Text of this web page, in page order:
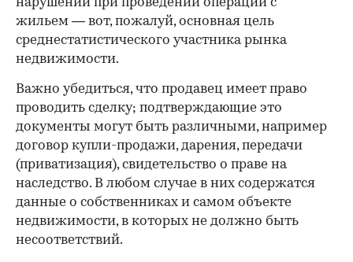
жильем — вот, пожалуй, основная цель
среднестатистического участника рынка
недвижимости.
Важно убедиться, что продавец имеет право
проводить сделку; подтверждающие это
документы могут быть различными, например
договор купли-продажи, дарения, передачи
(приватизация), свидетельство о праве на
наследство. В любом случае в них содержатся
данные о собственниках и самом объекте
недвижимости, в которых не должно быть
несоответствий.